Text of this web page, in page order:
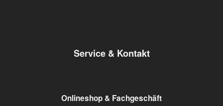
Service & Kontakt
Onlineshop & Fachgeschäft